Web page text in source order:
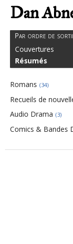
Dan
Par ordre de
Couvertures
Résumés
Romans (34)
Recueils de
Audio Drama (3)
Comics & Bandes